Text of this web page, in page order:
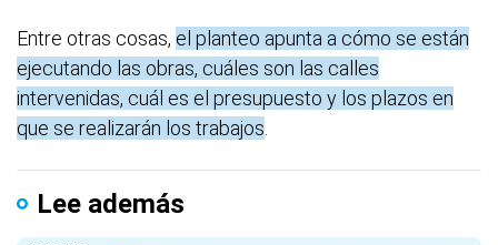
Entre otras cosas, el planteo apunta a cómo se están
ejecutando las obras, cuáles son las calles
intervenidas, cuál es el presupuesto y los plazos en
que se realizarán los trabajos
Lee además